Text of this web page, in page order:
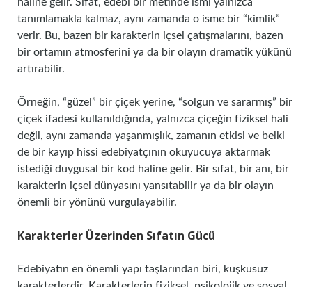
tanımlamakla kalmaz, aynı zamanda o isme bir “kimlik”
verir. Bu, bazen bir karakterin içsel çatışmalarını, bazen
bir ortamın atmosferini ya da bir olayın dramatik yükünü
artırabilir.
Örneğin, “güzel” bir çiçek yerine, “solgun ve sararmış” bir
çiçek ifadesi kullanıldığında, yalnızca çiçeğin fiziksel hali
değil, aynı zamanda yaşanmışlık, zamanın etkisi ve belki
de bir kayıp hissi edebiyatçının okuyucuya aktarmak
istediği duygusal bir kod haline gelir. Bir sıfat, bir anı, bir
karakterin içsel dünyasını yansıtabilir ya da bir olayın
önemli bir yönünü vurgulayabilir.
Karakterler Üzerinden Sıfatın Gücü
Edebiyatın en önemli yapı taşlarından biri, kuşkusuz